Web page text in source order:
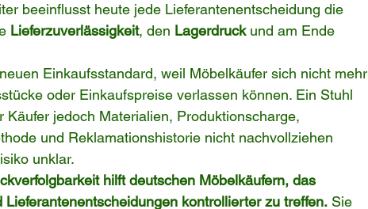
beeinflusst heute jede Lieferantenentscheidung die
Lieferzuverlässigkeit, den Lagerdruck und am Ende
Einkaufsstandard, weil Möbelkäufer sich nicht mehr
oder Einkaufspreise verlassen können. Ein Stuhl
Käufer jedoch Materialien, Produktionscharge,
und Reklamationshistorie nicht nachvollziehen
unklar.
hilft deutschen Möbelkäufern, das
kontrollierter zu treffen. Sie